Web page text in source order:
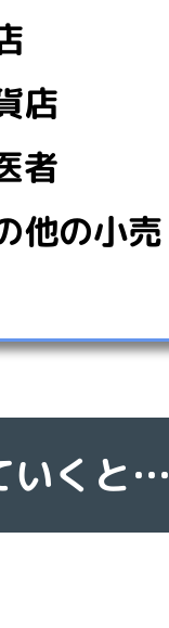
店
者
他の小売
いくと…